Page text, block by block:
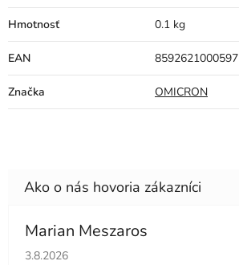
Hmotnosť 0.1 kg
EAN 8592621000597
Značka OMICRON
Marian Meszaros
Hodnotenie obchodu je 5 z 5
3.8.2026